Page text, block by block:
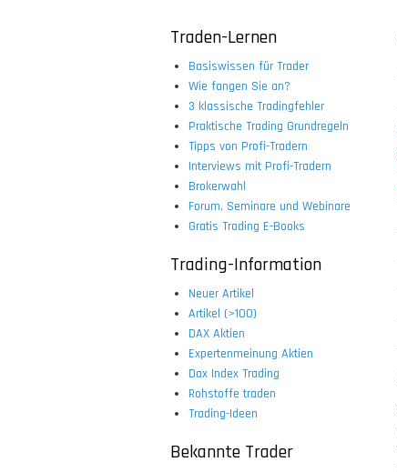
Traden-Lernen
Basiswissen für Trader
Wie fangen Sie an?
3 klassische Tradingfehler
Praktische Trading Grundregeln
Tipps von Profi-Tradern
Interviews mit Profi-Tradern
Brokerwahl
Forum, Seminare und Webinare
Gratis Trading E-Books
Trading-Information
Neuer Artikel
Artikel (>100)
DAX Aktien
Expertenmeinung Aktien
Dax Index Trading
Rohstoffe traden
Trading-Ideen
Bekannte Trader